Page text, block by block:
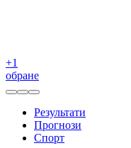
+1
обране
Результати
Прогнози
Спорт